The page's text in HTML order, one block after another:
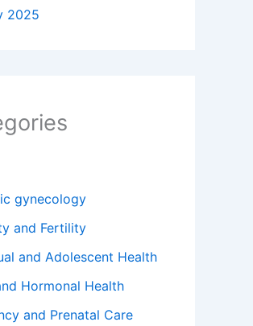
2025
gynecology
and Fertility
and Adolescent Health
Hormonal Health
and Prenatal Care